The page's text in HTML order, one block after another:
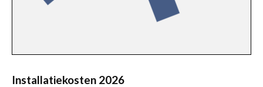
Installatiekosten 2026